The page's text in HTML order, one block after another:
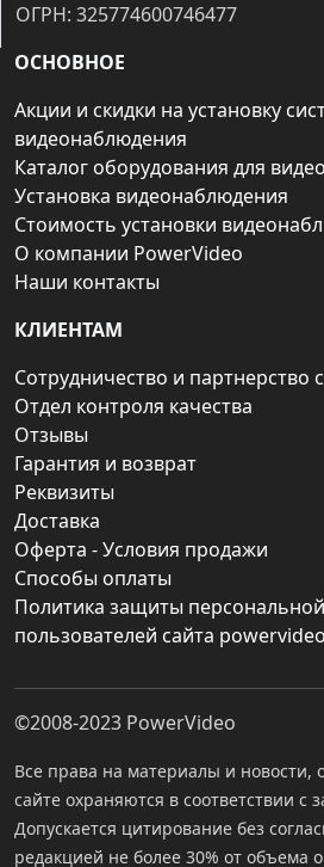
ОГРН: 325774600746477
ОСНОВНОЕ
Акции и скидки на установку
видеонаблюдения
Каталог оборудования для
Установка видеонаблюдения
Стоимость установки
О компании PowerVideo
Наши контакты
КЛИЕНТАМ
Сотрудничество и партнерство
Отдел контроля качества
Отзывы
Гарантия и возврат
Реквизиты
Доставка
Оферта - Условия продажи
Способы оплаты
Политика защиты
пользователей сайта
©2008-2023 PowerVideo
Все права на материалы и новости,
сайте охраняются в соответствии с
Допускается цитирование без
редакцией не более 30% от объема